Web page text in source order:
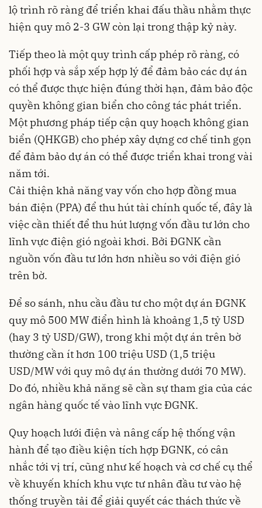
lộ trình rõ ràng để triển khai đấu thầu nhằm thực
hiện quy mô 2-3 GW còn lại trong thập kỷ này.
Tiếp theo là một quy trình cấp phép rõ ràng, có
phối hợp và sắp xếp hợp lý để đảm bảo các dự án
có thể được thực hiện đúng thời hạn, đảm bảo độc
quyền không gian biển cho công tác phát triển.
Một phương pháp tiếp cận quy hoạch không gian
biển (QHKGB) cho phép xây dựng cơ chế tinh gọn
để đảm bảo dự án có thể được triển khai trong vài
năm tới.
Cải thiện khả năng vay vốn cho hợp đồng mua
bán điện (PPA) để thu hút tài chính quốc tế, đây là
việc cần thiết để thu hút lượng vốn đầu tư lớn cho
lĩnh vực điện gió ngoài khơi. Bởi ĐGNK cần
nguồn vốn đầu tư lớn hơn nhiều so với điện gió
trên bờ.
Để so sánh, nhu cầu đầu tư cho một dự án ĐGNK
quy mô 500 MW điển hình là khoảng 1,5 tỷ USD
(hay 3 tỷ USD/GW), trong khi một dự án trên bờ
thường cần ít hơn 100 triệu USD (1,5 triệu
USD/MW với quy mô dự án thường dưới 70 MW).
Do đó, nhiều khả năng sẽ cần sự tham gia của các
ngân hàng quốc tế vào lĩnh vực ĐGNK.
Quy hoạch lưới điện và nâng cấp hệ thống vận
hành để tạo điều kiện tích hợp ĐGNK, có cân
nhắc tới vị trí, cũng như kế hoạch và cơ chế cụ thể
về khuyến khích khu vực tư nhân đầu tư vào hệ
thống truyền tải để giải quyết các thách thức về